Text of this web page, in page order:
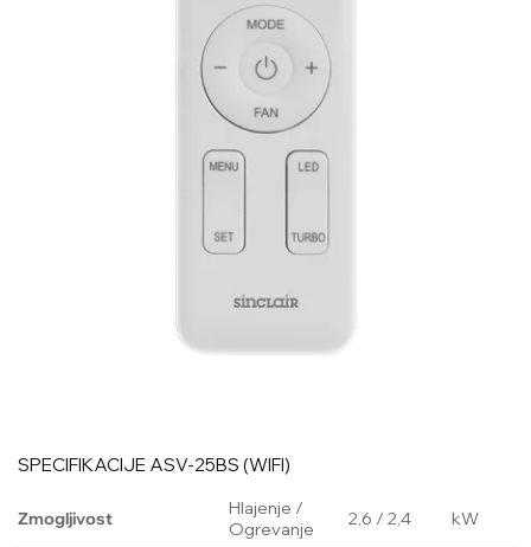
SPECIFIKACIJE ASV-25BS (WIFI)
Zmogljivost
Hlajenje /
Ogrevanje
2,6 / 2,4 kW